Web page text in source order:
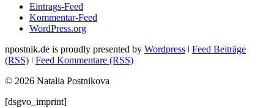
Eintrags-Feed
Kommentar-Feed
WordPress.org
npostnik.de is proudly presented by Wordpress
Feed Beiträge
(RSS)
Feed Kommentare (RSS)
© 2026 Natalia Postnikova
[dsgvo_imprint]